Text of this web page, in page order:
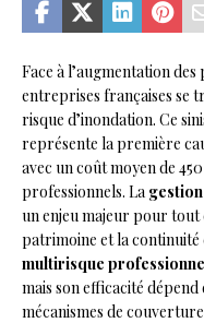
Face à l’augmentation
entreprises françaises se
risque d’inondation. Ce
représente la première
avec un coût moyen de
professionnels. La
un enjeu majeur pour
patrimoine et la continuité
multirisque
mais son efficacité
mécanismes de